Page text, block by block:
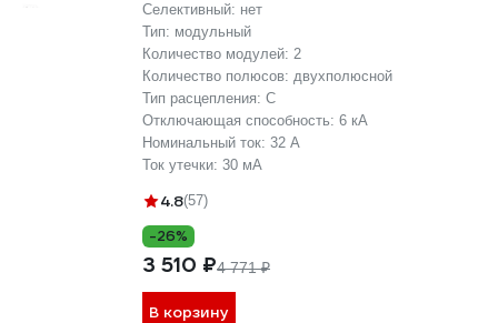
Селективный: нет
Тип: модульный
Количество модулей: 2
Количество полюсов: двухполюсной
Тип расцепления: C
Отключающая способность: 6 кА
Номинальный ток: 32 А
Ток утечки: 30 мА
4.8(57)
-26%
3 510 ₽4 771 ₽
В корзину